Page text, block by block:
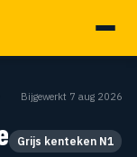
Bijgewerkt 7 aug 2026
Grijs kenteken N1